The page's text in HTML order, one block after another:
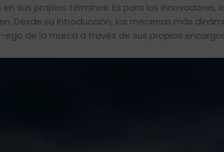
sus propios términos. Es para los innovadores,
Desde su introducción, los mecenas más
de la marca a través de sus propios